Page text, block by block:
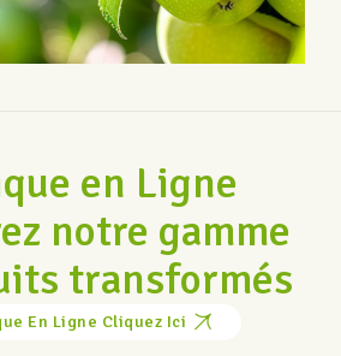
en Ligne
notre gamme
transformés
En Ligne Cliquez Ici